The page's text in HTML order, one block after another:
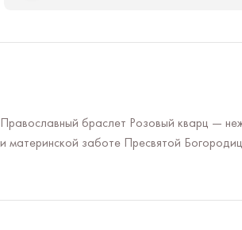
Православный браслет Розовый кварц —
и материнской заботе Пресвятой